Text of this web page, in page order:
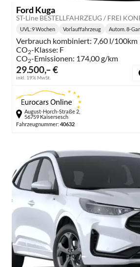
Ford Kuga
ST-Line BESTELLFAHRZEUG / FREI
29.500,– €
inkl. 19% MwSt.
Lieferzeit:
UVL :9 Wochen Vorlauffahrzeug Autom. 8-
Verbrauch kombiniert: 7,60 l/100km
CO2-Klasse: F
CO2-Emissionen: 174,00 g/km
August-Horch-Straße 2,
56759 Kaisersesch
Fahrzeugnummer: 40632